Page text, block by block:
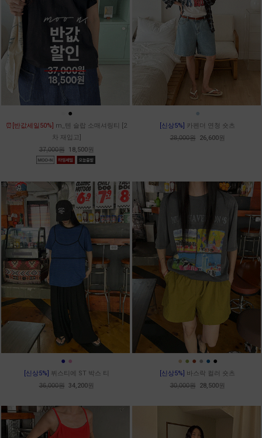
●
⏰[반값세일50%] m_텐 슬랍 소매셔링티 [2
차 재입고]
37,000원 18,500원
●
[신상5%] 카펜더 연청 숏츠
28,000원 26,600원
● ●
[신상5%] 뷔스티에 ST 박스 티
36,000원 34,200원
● ● ● ● ● ●
[신상5%] 바스락 컬러 숏츠
30,000원 28,500원